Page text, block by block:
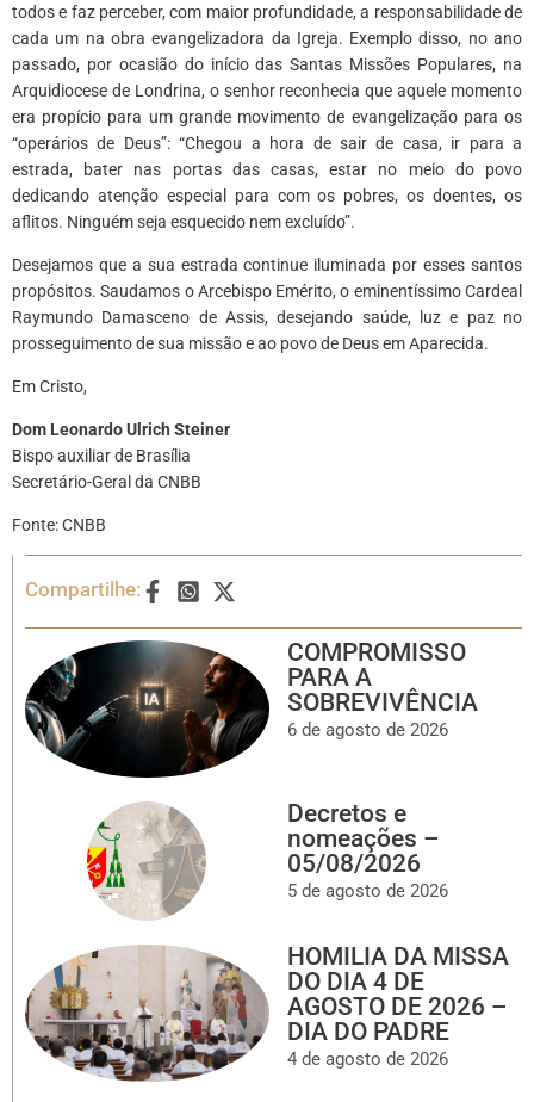
todos e faz perceber, com maior profundidade, a responsabilidade de
cada um na obra evangelizadora da Igreja. Exemplo disso, no ano
passado, por ocasião do início das Santas Missões Populares, na
Arquidiocese de Londrina, o senhor reconhecia que aquele momento
era propício para um grande movimento de evangelização para os
“operários de Deus”: “Chegou a hora de sair de casa, ir para a
estrada, bater nas portas das casas, estar no meio do povo
dedicando atenção especial para com os pobres, os doentes, os
aflitos. Ninguém seja esquecido nem excluído”.
Desejamos que a sua estrada continue iluminada por esses santos
propósitos. Saudamos o Arcebispo Emérito, o eminentíssimo Cardeal
Raymundo Damasceno de Assis, desejando saúde, luz e paz no
prosseguimento de sua missão e ao povo de Deus em Aparecida.
Em Cristo,
Dom Leonardo Ulrich Steiner
Bispo auxiliar de Brasília
Secretário-Geral da CNBB
Fonte: CNBB
Compartilhe:
COMPROMISSO
PARA A
SOBREVIVÊNCIA
6 de agosto de 2026
Decretos e
nomeações –
05/08/2026
5 de agosto de 2026
HOMILIA DA MISSA
DO DIA 4 DE
AGOSTO DE 2026 –
DIA DO PADRE
4 de agosto de 2026